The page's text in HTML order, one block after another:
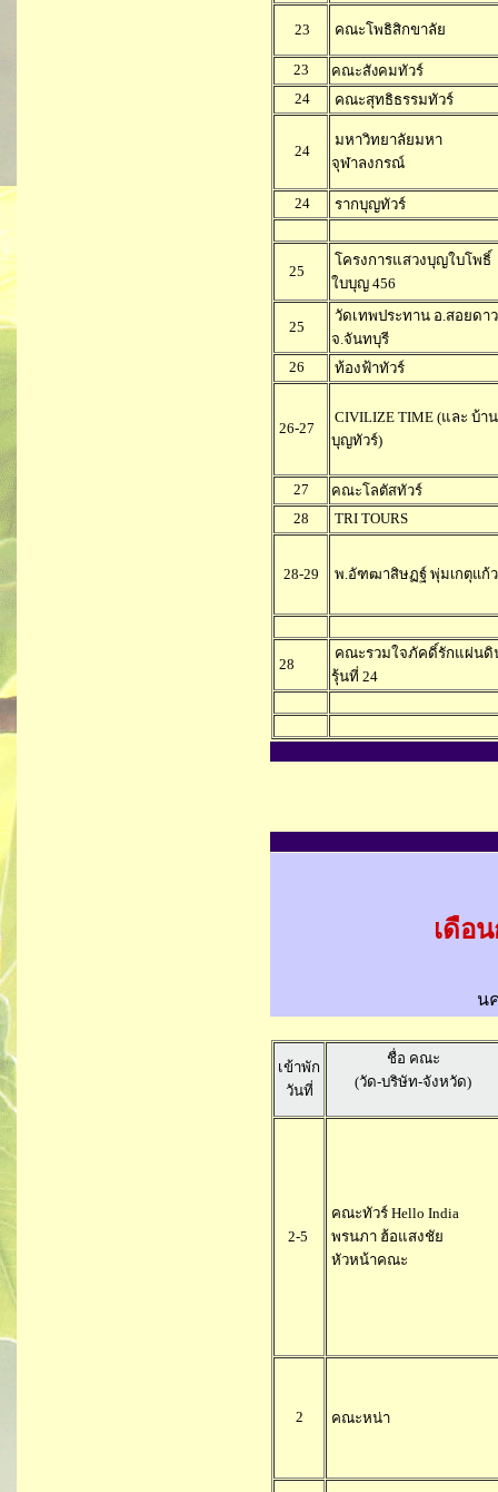
23 คณะโพธิสิกขาลัย
23
คณะสังคมทัวร์
24
คณะสุทธิธรรมทัวร์
24
มหาวิทยาลัยมหา
จุฬาลงกรณ์
24 รากบุญทัวร์
25
โครงการแสวงบุญใบโพธิ์
ใบบุญ 456
25
วัดเทพประทาน อ.สอยดาว
จ.จันทบุรี
26
ท้องฟ้าทัวร์
26-27
CIVILIZE TIME (และ บ้าน
บุญทัวร์)
27
คณะโลตัสทัวร์
28
TRI TOURS
28-29 พ.อัฑฒาสิษฏฐ์ พุ่มเกตุแก้ว
28
คณะรวมใจภัคดิ์รักแผ่นดิ
รุ้นที่ 24
เดือ
น
เข้าพัก
วันที่
ชื่อ คณะ
(วัด-บริษัท-จังหวัด)
2-5
คณะทัวร์ Hello India
พรนภา ฮ้อแสงชัย
หัวหน้าคณะ
2 คณะหน่า